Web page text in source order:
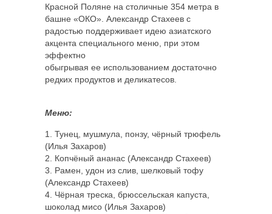
Красной Поляне на столичные 354 метра в
башне «ОКО». Александр Стахеев с
радостью поддерживает идею азиатского
акцента специального меню, при этом
эффектно
обыгрывая ее использованием достаточно
редких продуктов и деликатесов.
Меню:
1. Тунец, мушмула, понзу, чёрный трюфель
(Илья Захаров)
2. Копчёный ананас (Александр Стахеев)
3. Рамен, удон из слив, шелковый тофу
(Александр Стахеев)
4. Чёрная треска, брюссельская капуста,
шоколад мисо (Илья Захаров)